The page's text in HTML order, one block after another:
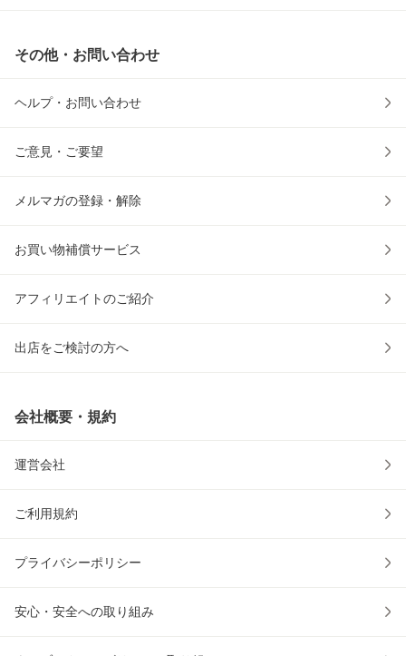
その他・お問い合わせ
ヘルプ・お問い合わせ
ご意見・ご要望
メルマガの登録・解除
お買い物補償サービス
アフィリエイトのご紹介
出店をご検討の方へ
会社概要・規約
運営会社
ご利用規約
プライバシーポリシー
安心・安全への取り組み